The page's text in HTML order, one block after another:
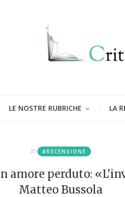
LE NOSTRE RUBRICHE LA
in #RECENSIONE
amore perduto:
Matteo Bussola